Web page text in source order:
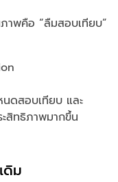
พคือ “ลืมสอบเทียบ”
ดสอบเทียบ และ
สิทธิภาพมากขึ้น
ดิม